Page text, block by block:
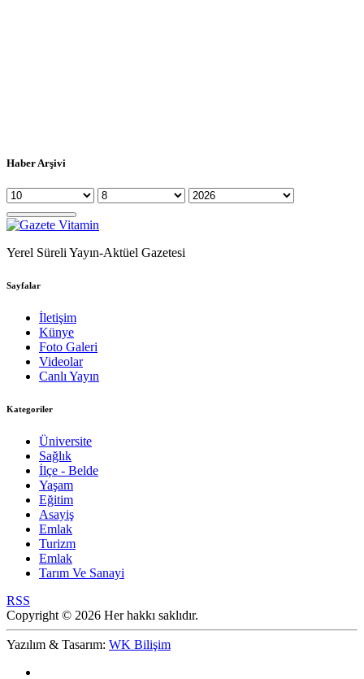
Haber Arşivi
Yerel Süreli Yayın-Aktüel Gazetesi
Sayfalar
İletişim
Künye
Foto Galeri
Videolar
Canlı Yayın
Kategoriler
Üniversite
Sağlık
İlçe - Belde
Yaşam
Eğitim
Asayiş
Emlak
Turizm
Emlak
Tarım Ve Sanayi
RSS
Copyright © 2026 Her hakkı saklıdır.
Yazılım & Tasarım: WK Bilişim